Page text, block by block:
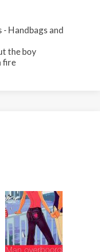
Handbags and
the boy
fire